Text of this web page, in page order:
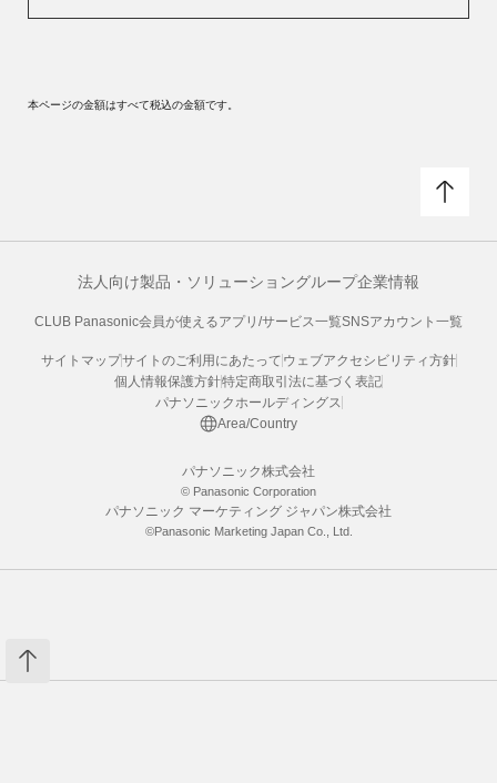
本ページの金額はすべて税込の金額です。
法人向け製品・ソリューショングループ企業情報
CLUB Panasonic会員が使えるアプリ/サービス一覧SNSアカウント一覧
サイトマップサイトのご利用にあたって ウェブアクセシビリティ方針
個人情報保護方針特定商取引法に基づく表記
パナソニックホールディングス
Area/Country
パナソニック株式会社
© Panasonic Corporation
パナソニック マーケティング ジャパン株式会社
©Panasonic Marketing Japan Co., Ltd.